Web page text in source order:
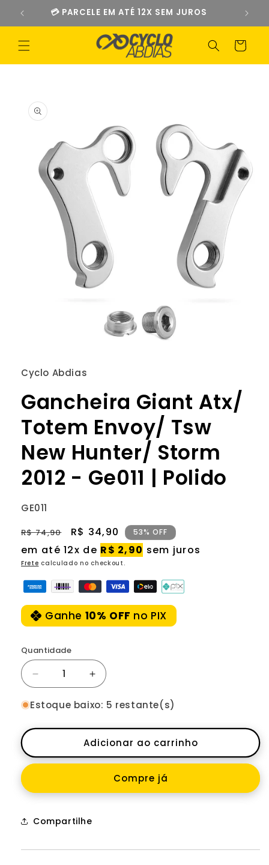
para o
conteúdo
💳 PARCELE EM ATÉ 12X SEM JUROS
Carrinho
informações
do produto
1
na
modal
Cyclo Abdias
Gancheira Giant Atx/
Totem Envoy/ Tsw
New Hunter/ Storm
2012 - Ge011 | Polido
SKU:
GE011
Preço
normal
R$ 74,90
Preço
promocional
R$ 34,90 53% OFF
em até 12x de R$ 2,90 sem juros
Frete calculado no checkout.
Ganhe 10% OFF no PIX
Quantidade
Diminuir
a
quantidade
Gancheira
Atx/
Totem
Tsw
Hunter/
Storm
Aumentar
a
quantidade
Gancheira
Giant
Atx/
Totem
Envoy/
Tsw
Hunter/
Estoque baixo: 5 restante(s)
Adicionar ao carrinho
Compre já
Compartilhe